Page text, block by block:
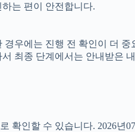
는 편이 안전합니다.
우에는 진행 전 확인이 더
최종 단계에서는 안내받은
확인할 수 있습니다. 2026년